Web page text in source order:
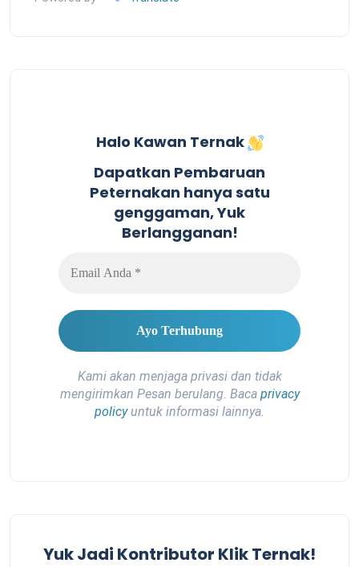
Halo Kawan Ternak
Dapatkan Pembaruan
Peternakan hanya satu
genggaman, Yuk
Berlangganan!
Kami akan menjaga privasi dan tidak
mengirimkan Pesan berulang. Baca privacy
policyuntuk informasi lainnya.
Yuk Jadi Kontributor Klik Ternak!